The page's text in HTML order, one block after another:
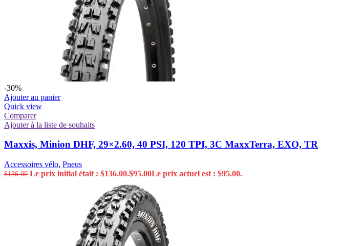
-30%
Ajouter au panier
Quick view
Comparer
Ajouter à la liste de souhaits
Maxxis, Minion DHF, 29×2.60, 40 PSI, 120 TPI, 3C MaxxTerra, EXO, TR
Accessoires vélo, Pneus
$136.00 Le prix initial était : $136.00.$95.00Le prix actuel est : $95.00.